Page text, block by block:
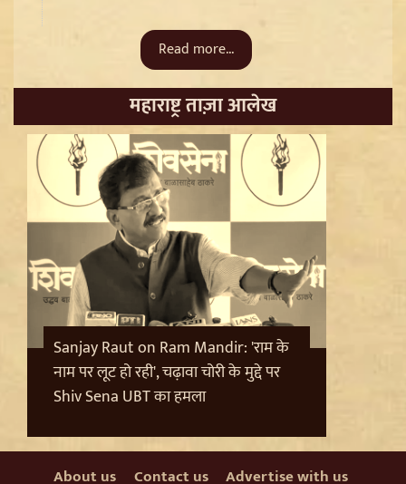
Sant Ravidas Nagar की नाम बहाली का Mayawati ने किया
स्वागत, UP Govt से की अन्य जिलों पर बड़ी मांग
Read more...
महाराष्ट्र ताज़ा आलेख
Sanjay Raut on Ram Mandir: 'राम के
नाम पर लूट हो रही', चढ़ावा चोरी के मुद्दे पर
Shiv Sena UBT का हमला
About us Contact us Advertise with us